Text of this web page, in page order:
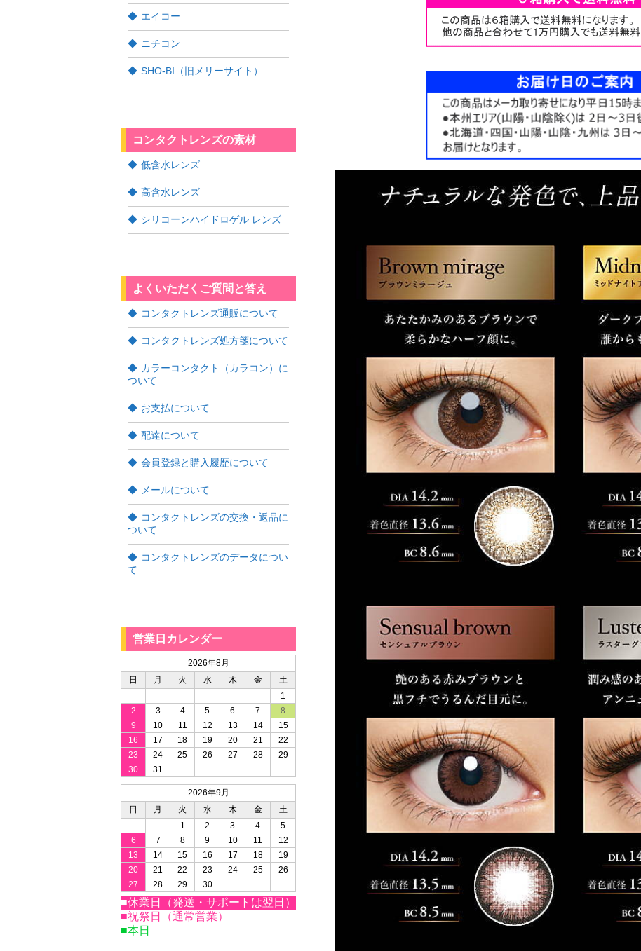
エイコー
ニチコン
SHO-BI（旧メリーサイト）
コンタクトレンズの素材
低含水レンズ
高含水レンズ
シリコーンハイドロゲル レンズ
よくいただくご質問と答え
コンタクトレンズ通販について
コンタクトレンズ処方箋について
カラーコンタクト（カラコン）に
ついて
お支払について
配達について
会員登録と購入履歴について
メールについて
コンタクトレンズの交換・返品に
ついて
コンタクトレンズのデータについ
て
営業日カレンダー
2026年8月
日
月 火 水 木 金
土
1
2
3 4 5 6 7
8
9
10 11 12 13 14
15
16
17 18 19 20 21
22
23
24 25 26 27 28
29
30
31
2026年9月
日
月 火 水 木 金
土
1
2 3 4
5
6
7 8 9 10 11
12
13
14 15 16 17 18
19
20
21 22 23 24 25
26
27
28 29 30
■休業日（発送・サポートは翌日）
■祝祭日（通常営業）
■本日